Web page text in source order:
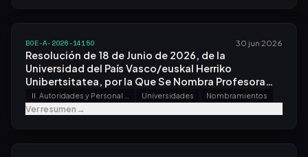
BOE-A-2026-14150 30 jun 2026
Resolución de 18 de Junio de 2026, de la
Universidad del País Vasco/euskal Herriko
Unibertsitatea, por la Que Se Nombra Profesora
Titular de Universidad a Doña Enara Zarrabeitia
Bilbao.
Universidades Nombramientos
Ver resumen→